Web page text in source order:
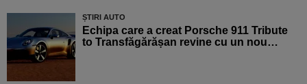
ȘTIRI AUTO
Echipa care a creat Porsche 911 Tribute
to Transfăgărășan revine cu un nou…